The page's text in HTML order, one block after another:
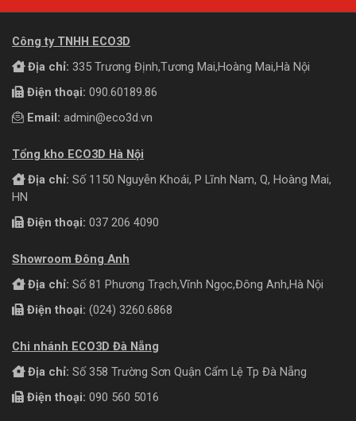
Công ty TNHH ECO3D
Địa chỉ: 335 Trương Định,Tương Mai,Hoàng Mai,Hà Nội
Điện thoại: 090.60189.86
Email: admin@eco3d.vn
Tổng kho ECO3D Hà Nội
Địa chỉ: Số 1150 Nguyễn Khoái, P Lĩnh Nam, Q, Hoàng Mai,
HN
Điện thoại: 037 206 4090
Showroom Đông Anh
Địa chỉ: Số 81 Phương Trạch,Vĩnh Ngọc,Đông Anh,Hà Nội
Điện thoại: (024) 3260.6868
Chi nhánh ECO3D Đà Nẵng
Địa chỉ: Số 358 Trường Sơn Quận Cẩm Lệ Tp Đà Nẵng
Điện thoại: 090 560 5016